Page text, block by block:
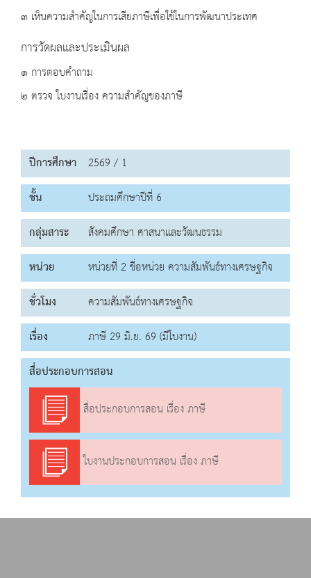
๓ เห็นความสำคัญในการเสียภาษีเพื่อใช้ในการพัฒนาประเทศ
การวัดผลและประเมินผล
๑ การตอบคำถาม
๒ ตรวจ ใบงานเรื่อง ความสำคัญของภาษี
ปีการศึกษา 2569 / 1
ชั้น
ประถมศึกษาปีที่ 6
กลุ่มสาระ
สังคมศึกษา ศาสนาและวัฒนธรรม
หน่วย
หน่วยที่ 2 ชื่อหน่วย ความสัมพันธ์ทางเศรษฐกิจ
ชั่วโมง
ความสัมพันธ์ทางเศรษฐกิจ
เรื่อง
ภาษี 29 มิ.ย. 69 (มีใบงาน)
สื่อประกอบการสอน
สื่อประกอบการสอน เรื่อง ภาษี
ใบงานประกอบการสอน เรื่อง ภาษี